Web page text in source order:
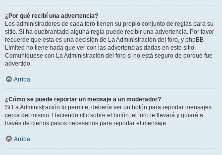
¿Por qué recibí una advertencia?
Los administradores de cada foro tienen su propio conjunto de reglas para su
sitio. Si ha quebrantado alguna regla puede recibir una advertencia. Por favor
recuerde que esta es una decisión de La Administración del foro, y phpBB
Limited no tiene nada que ver con las advertencias dadas en este sitio.
Comuníquese con La Administración del foro si no está seguro de porqué fue
advertido.
Arriba
¿Cómo se puede reportar un mensaje a un moderador?
Si La Administración lo permite, debería ver un botón para reportar mensajes
cerca del mismo. Haciendo clic sobre el botón, el foro le llevará y guiará a
través de ciertos pasos necesarios para reportar el mensaje.
Arriba